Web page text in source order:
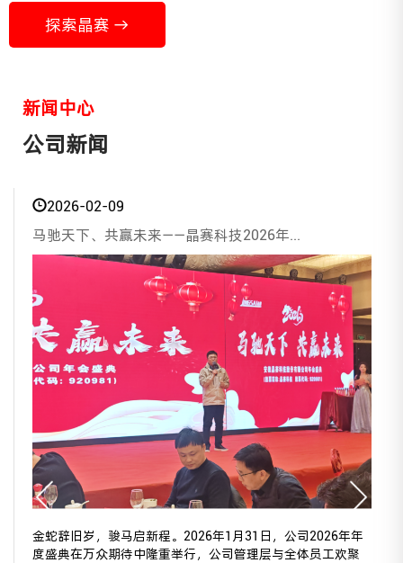
探索晶赛 →
新闻中心
公司新闻
2026-02-09
马驰天下、共赢未来——晶赛科技2026年...
金蛇辞旧岁，骏马启新程。2026年1月31日，公司2026年年
度盛典在万众期待中隆重举行，公司管理层与全体员工欢聚